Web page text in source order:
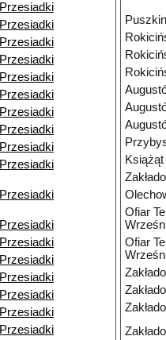
Przesiadki
Przesiadki
Przesiadki
Przesiadki
Przesiadki
Przesiadki
Przesiadki
Przesiadki
Przesiadki
Przesiadki
Przesiadki
Przesiadki
Przesiadki
Przesiadki
Przesiadki
Przesiadki
Przesiadki
Przesiadki
Ofiar
Ofiar